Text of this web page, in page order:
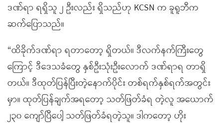
ဒဏ်ရာ ရရှိသူ ၂ ဦးလည်း ရှိသည်ဟု KCSN က ခူရူဘီက
ဆက်ပြောသည်။
“ထိခိုက်ဒဏ်ရာ ရတာတော့ ရှိတယ်။ ဒီလက်နက်ကြီးတွေ
ကြောင့် ဒီဒေသခံတွေ နှစ်ဦးသုံးဦးလောက် ဒဏ်ရာရ တာရှိ
တယ်။ ဒီထုတ်ပြန်ပြီးတဲ့နောက်ပိုင်း တစ်ရက်နှစ်ရက်အတွင်း
မှာ။ ထုတ်ပြန်ချက်အရတော့ သတ်ဖြတ်ခံရ တဲ့လူ အယောက်
၂၃၀ ကျော်ပြီပေါ့ သတ်ဖြတ်ခံရတဲ့သူ။ ဒါကတော့ ဟိုး